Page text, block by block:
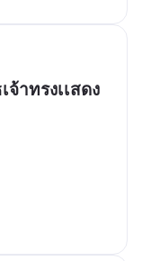
าทรงเเสดง